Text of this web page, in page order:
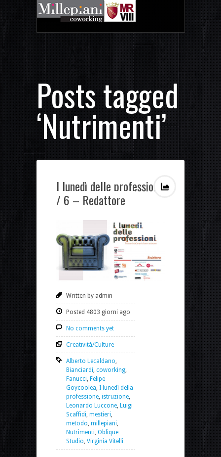
Posts tagged
‘Nutrimenti’
I lunedì delle professioni
/ 6 – Redattore
Written by admin
Posted 4803 giorni ago
No comments yet
Creatività/Culture
Alberto Lecaldano
Bianciardi coworking
Fanucci Felipe
Goycoolea I lunedì della
professione istruzione
Leonardo Luccone Luigi
Scaffidi mestieri
metodo millepiani
Nutrimenti Oblique
Studio Virginia Vitelli